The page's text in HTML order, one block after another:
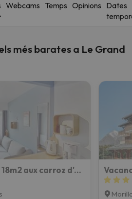
Webcams Temps Opinions Dates
més barates a Le Grand
Studio moderne de 18m2 aux carroz d'arâches